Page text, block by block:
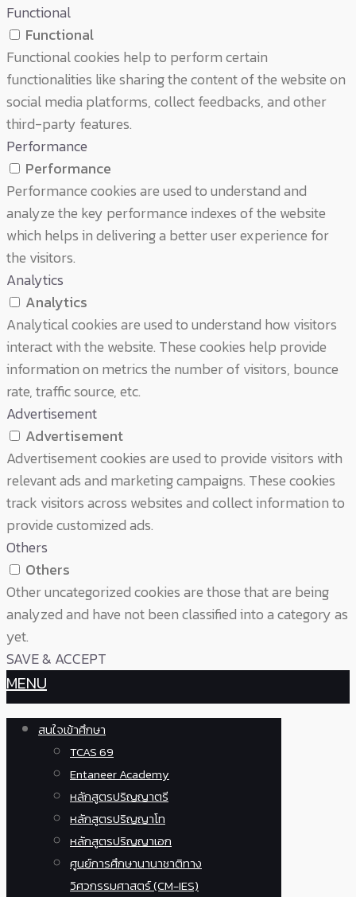
Functional
Functional
Functional cookies help to perform certain
functionalities like sharing the content of the website on
social media platforms, collect feedbacks, and other
third-party features.
Performance
Performance
Performance cookies are used to understand and
analyze the key performance indexes of the website
which helps in delivering a better user experience for
the visitors.
Analytics
Analytics
Analytical cookies are used to understand how visitors
interact with the website. These cookies help provide
information on metrics the number of visitors, bounce
rate, traffic source, etc.
Advertisement
Advertisement
Advertisement cookies are used to provide visitors with
relevant ads and marketing campaigns. These cookies
track visitors across websites and collect information to
provide customized ads.
Others
Others
Other uncategorized cookies are those that are being
analyzed and have not been classified into a category as
yet.
SAVE & ACCEPT
MENU
สนใจเข้าศึกษา
TCAS 69
Entaneer Academy
หลักสูตรปริญญาตรี
หลักสูตรปริญญาโท
หลักสูตรปริญญาเอก
ศูนย์การศึกษานานาชาติทาง
วิศวกรรมศาสตร์ (CM-IES)